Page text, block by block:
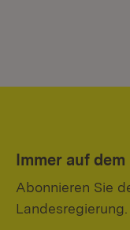
Immer auf
Abonnieren Sie
Landesregierung.